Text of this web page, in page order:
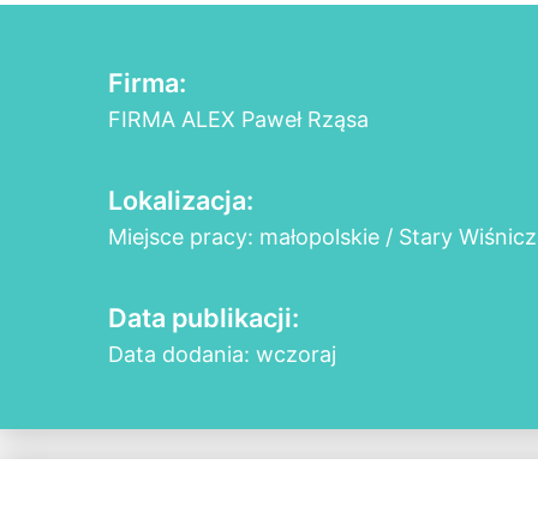
Firma:
FIRMA ALEX Paweł Rząsa
Lokalizacja:
Miejsce pracy: małopolskie / Stary Wiśnicz
Data publikacji:
Data dodania: wczoraj